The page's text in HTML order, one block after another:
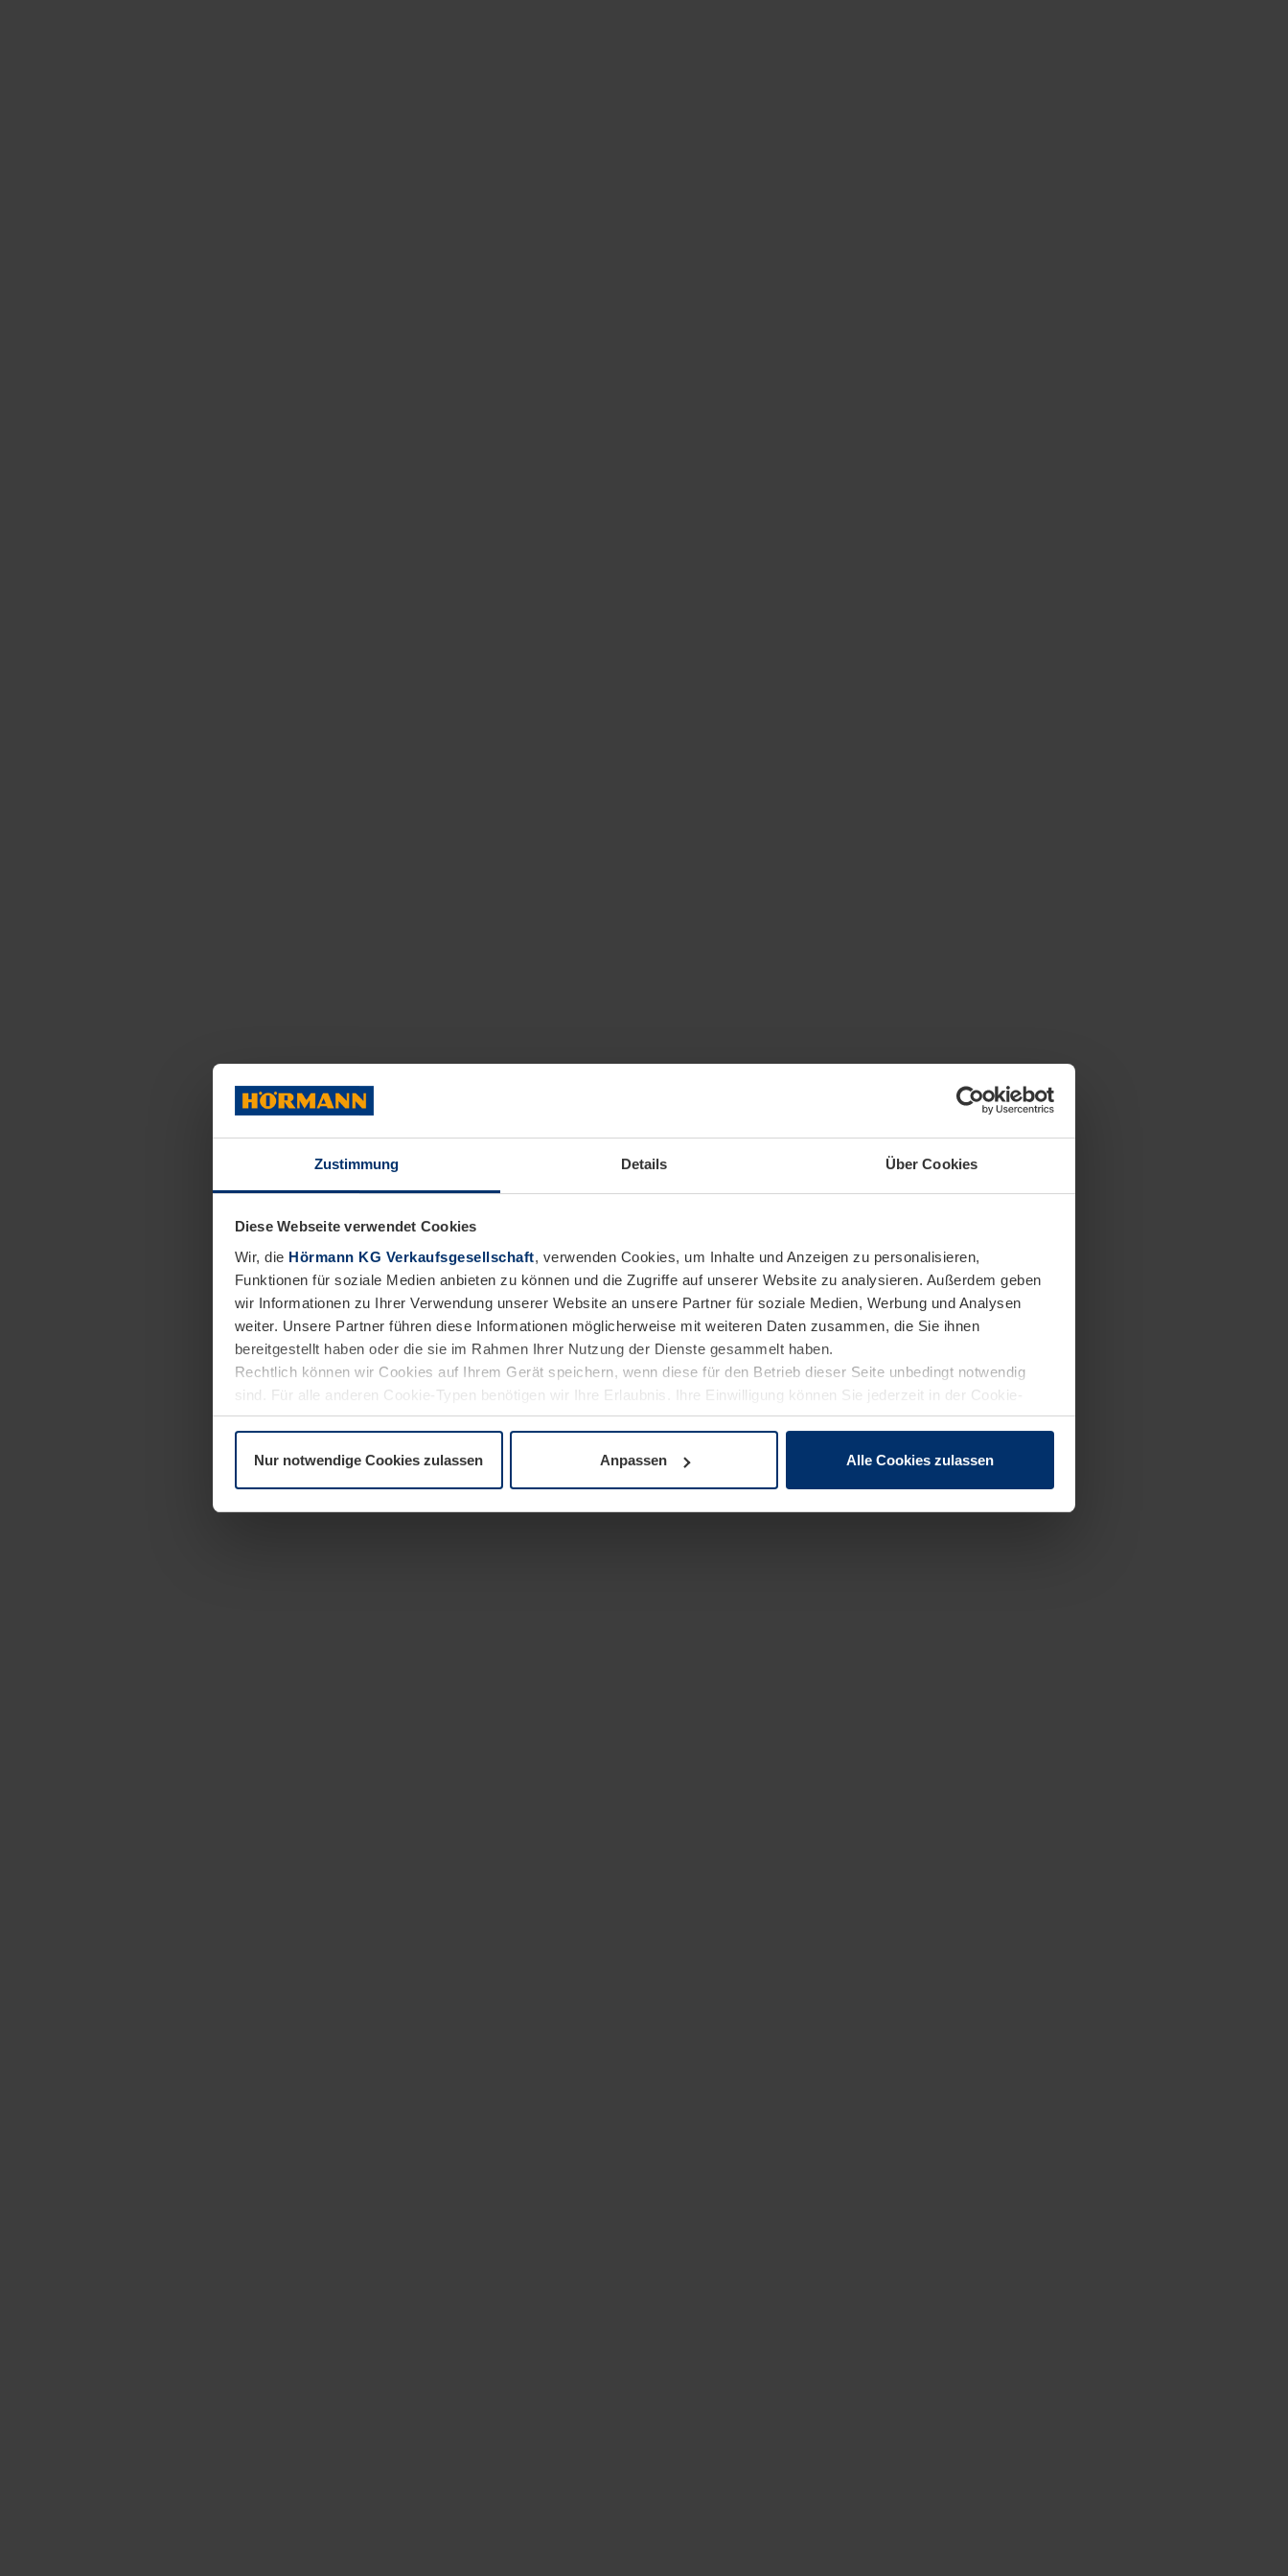
Zustimmung Details Über Cookies
Diese Webseite verwendet Cookies
Wir, die Hörmann KG Verkaufsgesellschaft, verwenden Cookies, um Inhalte und Anzeigen zu personalisieren,
Funktionen für soziale Medien anbieten zu können und die Zugriffe auf unserer Website zu analysieren. Außerdem geben
wir Informationen zu Ihrer Verwendung unserer Website an unsere Partner für soziale Medien, Werbung und Analysen
weiter. Unsere Partner führen diese Informationen möglicherweise mit weiteren Daten zusammen, die Sie ihnen
bereitgestellt haben oder die sie im Rahmen Ihrer Nutzung der Dienste gesammelt haben.
Rechtlich können wir Cookies auf Ihrem Gerät speichern, wenn diese für den Betrieb dieser Seite unbedingt notwendig
sind. Für alle anderen Cookie-Typen benötigen wir Ihre Erlaubnis. Ihre Einwilligung können Sie jederzeit in der Cookie-
Erläuterung auf der SeiteDatenschutzerklärungunserer Website ändern oder widerrufen.
Nur notwendige Cookies zulassen Anpassen Alle Cookies zulassen